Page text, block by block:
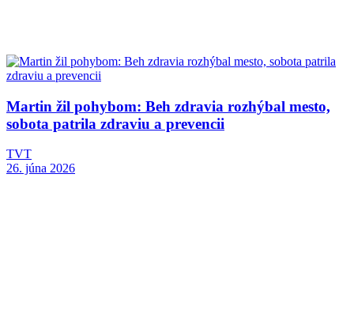
Martin žil pohybom: Beh zdravia rozhýbal mesto,
sobota patrila zdraviu a prevencii
TVT
26. júna 2026